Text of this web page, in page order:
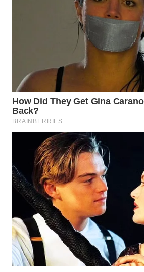
BINTAN
WN
MANDALIKA
LIKUPANG
WN
LABUANBAJO
WN
BORNEO
Wahana
Media
Group